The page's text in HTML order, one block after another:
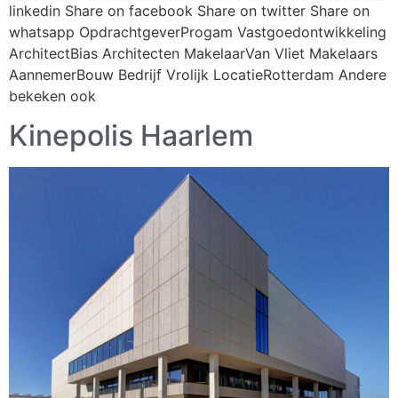
linkedin Share on facebook Share on twitter Share on
whatsapp OpdrachtgeverProgam Vastgoedontwikkeling
ArchitectBias Architecten MakelaarVan Vliet Makelaars
AannemerBouw Bedrijf Vrolijk LocatieRotterdam Andere
bekeken ook
Kinepolis Haarlem